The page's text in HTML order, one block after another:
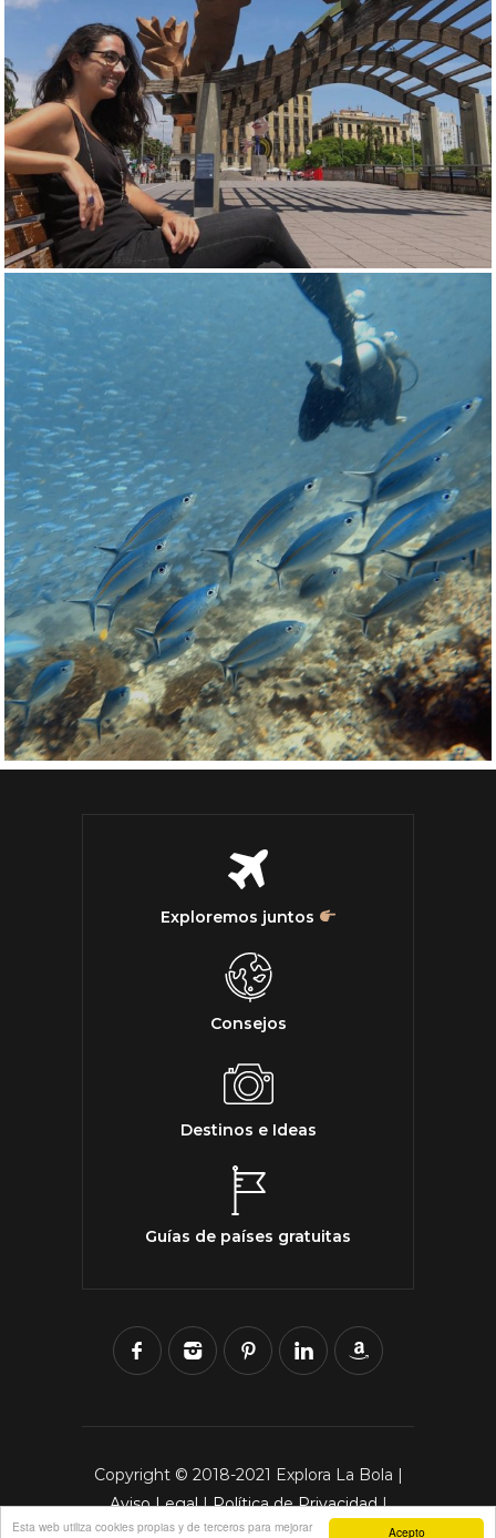
Acepto
Esta web utiliza cookies propias y de terceros para mejorar
Exploremos juntos
Consejos
Destinos e Ideas
Guías de países gratuitas
Copyright © 2018-2021 Explora La Bola |
Aviso Legal|Política de Privacidad|
Política de Cookies